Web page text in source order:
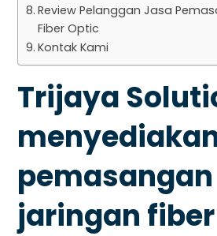
Review Pelanggan Jasa
Fiber Optic
Kontak Kami
Trijaya
pemasangan
jaringan